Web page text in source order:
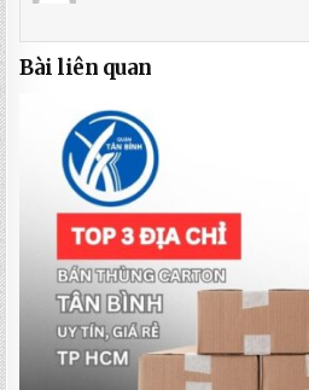
Bài liên quan